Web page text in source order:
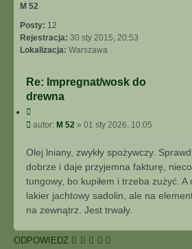
M 52
Posty: 12
Rejestracja: 30 sty 2015, 20:53
Lokalizacja: Warszawa
Re: Impregnat/wosk do
drewna
y
j
P
o
s
t
autor: M 52 » 01 sty 2026, 10:05
Olej lniany, zwykły spożywczy.
dobrze i daje przyjemna fakturę,
tungowy, bo kupiłem i trzeba zużyć.
lakier jachtowy sadolin, ale na
na zewnątrz. Jest trwały.
ODPOWIEDZ